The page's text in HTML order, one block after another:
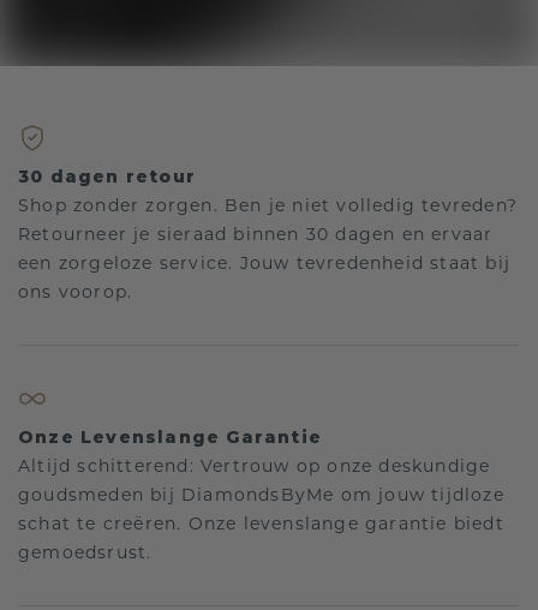
30 dagen retour
Shop zonder zorgen. Ben je niet volledig tevreden?
Retourneer je sieraad binnen 30 dagen en ervaar
een zorgeloze service. Jouw tevredenheid staat bij
ons voorop.
Onze Levenslange Garantie
Altijd schitterend: Vertrouw op onze deskundige
goudsmeden bij DiamondsByMe om jouw tijdloze
schat te creëren. Onze levenslange garantie biedt
gemoedsrust.